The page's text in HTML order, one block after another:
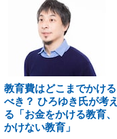
教育費はどこまでかける
べき？ ひろゆき氏が考え
る「お金をかける教育、
かけない教育」